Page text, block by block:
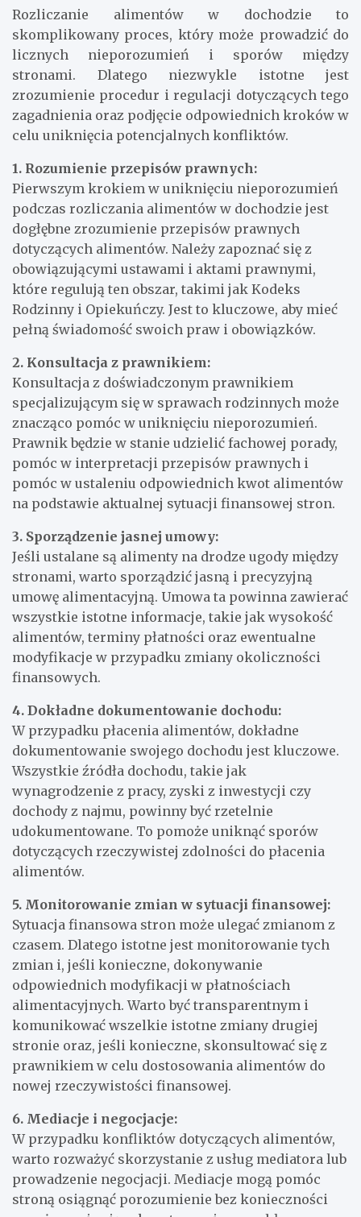
Rozliczanie alimentów w dochodzie to
skomplikowany proces, który może prowadzić do
licznych nieporozumień i sporów między
stronami. Dlatego niezwykle istotne jest
zrozumienie procedur i regulacji dotyczących tego
zagadnienia oraz podjęcie odpowiednich kroków w
celu uniknięcia potencjalnych konfliktów.
1. Rozumienie przepisów prawnych:
Pierwszym krokiem w uniknięciu nieporozumień
podczas rozliczania alimentów w dochodzie jest
dogłębne zrozumienie przepisów prawnych
dotyczących alimentów. Należy zapoznać się z
obowiązującymi ustawami i aktami prawnymi,
które regulują ten obszar, takimi jak Kodeks
Rodzinny i Opiekuńczy. Jest to kluczowe, aby mieć
pełną świadomość swoich praw i obowiązków.
2. Konsultacja z prawnikiem:
Konsultacja z doświadczonym prawnikiem
specjalizującym się w sprawach rodzinnych może
znacząco pomóc w uniknięciu nieporozumień.
Prawnik będzie w stanie udzielić fachowej porady,
pomóc w interpretacji przepisów prawnych i
pomóc w ustaleniu odpowiednich kwot alimentów
na podstawie aktualnej sytuacji finansowej stron.
3. Sporządzenie jasnej umowy:
Jeśli ustalane są alimenty na drodze ugody między
stronami, warto sporządzić jasną i precyzyjną
umowę alimentacyjną. Umowa ta powinna zawierać
wszystkie istotne informacje, takie jak wysokość
alimentów, terminy płatności oraz ewentualne
modyfikacje w przypadku zmiany okoliczności
finansowych.
4. Dokładne dokumentowanie dochodu:
W przypadku płacenia alimentów, dokładne
dokumentowanie swojego dochodu jest kluczowe.
Wszystkie źródła dochodu, takie jak
wynagrodzenie z pracy, zyski z inwestycji czy
dochody z najmu, powinny być rzetelnie
udokumentowane. To pomoże uniknąć sporów
dotyczących rzeczywistej zdolności do płacenia
alimentów.
5. Monitorowanie zmian w sytuacji finansowej:
Sytuacja finansowa stron może ulegać zmianom z
czasem. Dlatego istotne jest monitorowanie tych
zmian i, jeśli konieczne, dokonywanie
odpowiednich modyfikacji w płatnościach
alimentacyjnych. Warto być transparentnym i
komunikować wszelkie istotne zmiany drugiej
stronie oraz, jeśli konieczne, skonsultować się z
prawnikiem w celu dostosowania alimentów do
nowej rzeczywistości finansowej.
6. Mediacje i negocjacje:
W przypadku konfliktów dotyczących alimentów,
warto rozważyć skorzystanie z usług mediatora lub
prowadzenie negocjacji. Mediacje mogą pomóc
stroną osiągnąć porozumienie bez konieczności